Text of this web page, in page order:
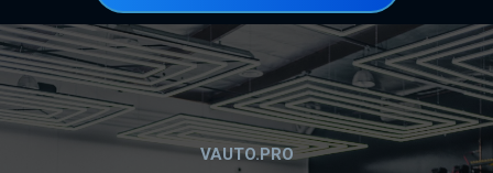
VAUTO.PRO